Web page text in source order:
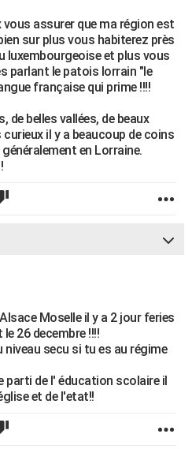
vous assurer que ma région est
sur plus vous habiterez près
luxembourgeoise et plus vous
parlant le patois lorrain "le
française qui prime !!!!
de belles vallées, de beaux
il y a beaucoup de coins
en Lorraine.
Moselle il y a 2 jour feries
26 decembre !!!!
niveau secu si tu es au régime
de l' éducation scolaire il
et de l'etat!!